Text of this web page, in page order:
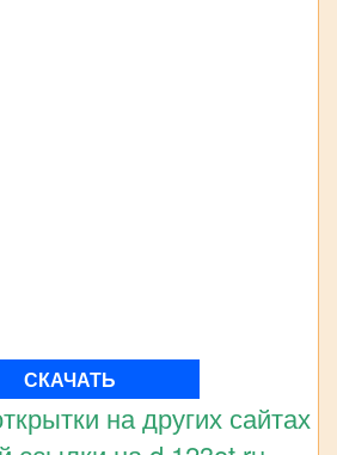
СКАЧАТЬ
на других сайтах